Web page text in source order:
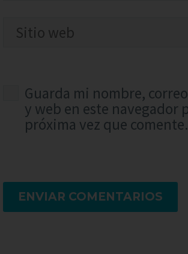
Guarda mi nombre,
y web en este navegador
próxima vez que comente.
ENVIAR COMENTARIOS